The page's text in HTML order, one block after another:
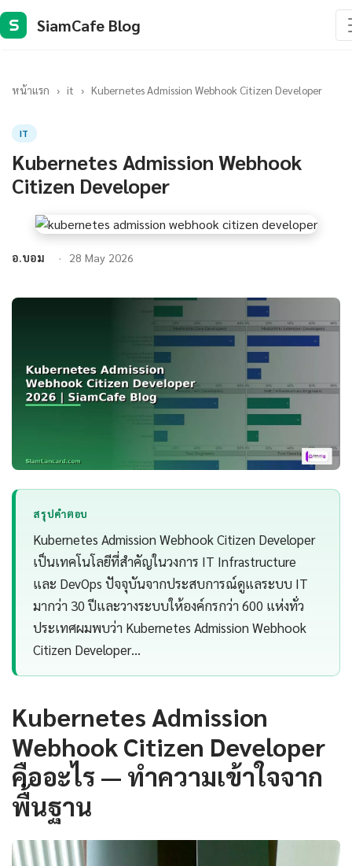
S SiamCafe Blog
หน้าแรก › it › Kubernetes Admission Webhook Citizen Developer
IT
Kubernetes Admission Webhook
Citizen Developer
อ.บอม 28 May 2026
สรุปคำตอบ
Kubernetes Admission Webhook Citizen Developer
เป็นเทคโนโลยีที่สำคัญในวงการ IT Infrastructure
และ DevOps ปัจจุบันจากประสบการณ์ดูแลระบบ IT
มากว่า 30 ปีและวางระบบให้องค์กรกว่า 600 แห่งทั่ว
ประเทศผมพบว่า Kubernetes Admission Webhook
Citizen Developer…
Kubernetes Admission
Webhook Citizen Developer
คืออะไร — ทำความเข้าใจจาก
พื้นฐาน